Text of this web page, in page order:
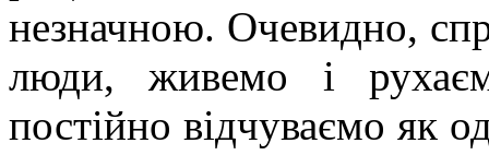
незначною. Очевидно,
люди, живемо і
постійно відчуваємо як